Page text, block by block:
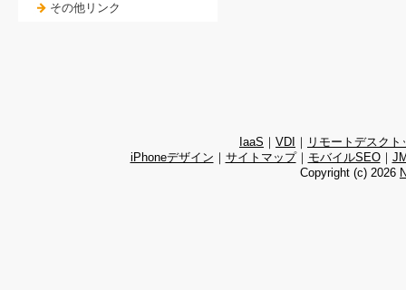
その他リンク
IaaS ｜ VDI ｜ リモートデスクト
iPhoneデザイン ｜ サイトマップ｜ モバイルSEO｜
Copyright (c) 2026